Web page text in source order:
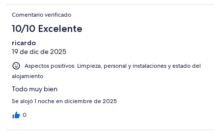
Comentario verificado
10/10 Excelente
ricardo
19 de dic de 2025
Aspectos positivos: Limpieza, personal y instalaciones y estado del
alojamiento
Todo muy bien
Se alojó 1 noche en diciembre de 2025
0